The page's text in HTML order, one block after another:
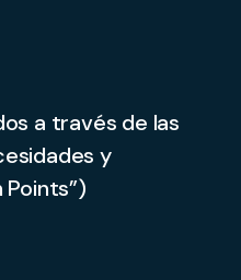
a través de las
y
Points”)